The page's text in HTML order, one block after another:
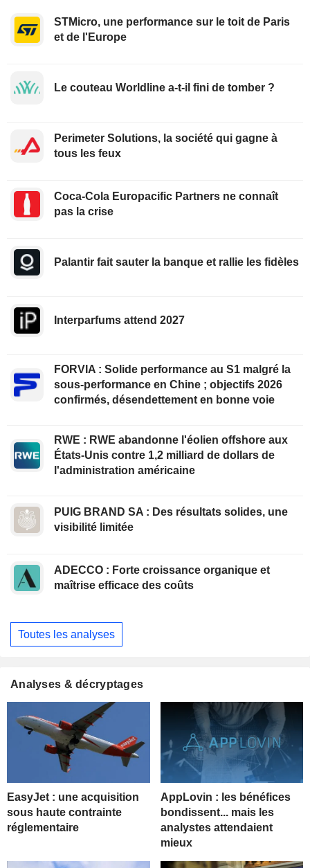
STMicro, une performance sur le toit de Paris
et de l'Europe
Le couteau Worldline a-t-il fini de tomber ?
Perimeter Solutions, la société qui gagne à
tous les feux
Coca-Cola Europacific Partners ne connaît
pas la crise
Palantir fait sauter la banque et rallie les fidèles
Interparfums attend 2027
FORVIA : Solide performance au S1 malgré la
sous-performance en Chine ; objectifs 2026
confirmés, désendettement en bonne voie
RWE : RWE abandonne l'éolien offshore aux
États-Unis contre 1,2 milliard de dollars de
l'administration américaine
PUIG BRAND SA : Des résultats solides, une
visibilité limitée
ADECCO : Forte croissance organique et
maîtrise efficace des coûts
Toutes les analyses
Analyses & décryptages
EasyJet : une acquisition
sous haute contrainte
réglementaire
AppLovin : les bénéfices
bondissent... mais les
analystes attendaient
mieux